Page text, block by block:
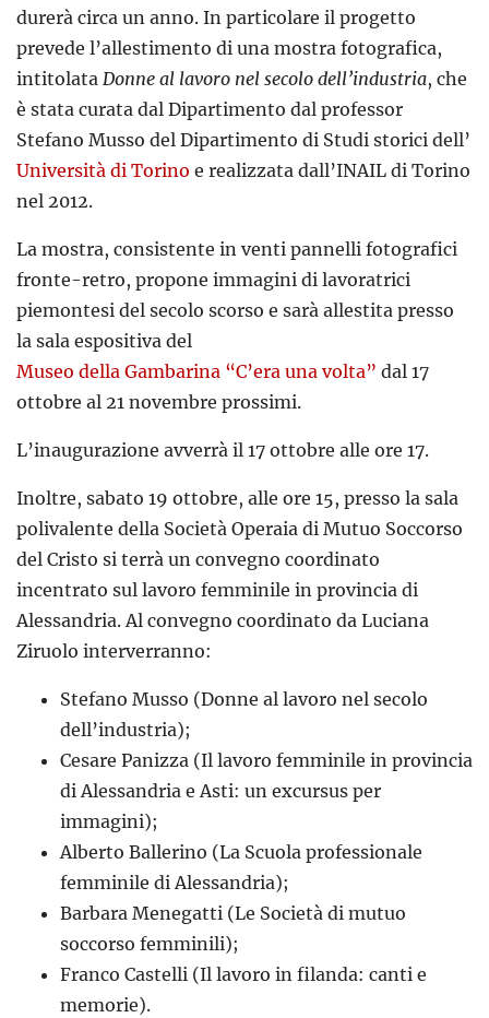
durerà circa un anno. In particolare il progetto
prevede l’allestimento di una mostra fotografica,
intitolata Donne al lavoro nel secolo dell’industria, che
è stata curata dal Dipartimento dal professor
Stefano Musso del Dipartimento di Studi storici dell’
Università di Torino e realizzata dall’INAIL di Torino
nel 2012.
La mostra, consistente in venti pannelli fotografici
fronte-retro, propone immagini di lavoratrici
piemontesi del secolo scorso e sarà allestita presso
la sala espositiva del
Museo della Gambarina “C’era una volta” dal 17
ottobre al 21 novembre prossimi.
L’inaugurazione avverrà il 17 ottobre alle ore 17.
Inoltre, sabato 19 ottobre, alle ore 15, presso la sala
polivalente della Società Operaia di Mutuo Soccorso
del Cristo si terrà un convegno coordinato
incentrato sul lavoro femminile in provincia di
Alessandria. Al convegno coordinato da Luciana
Ziruolo interverranno:
Stefano Musso (Donne al lavoro nel secolo
dell’industria);
Cesare Panizza (Il lavoro femminile in provincia
di Alessandria e Asti: un excursus per
immagini);
Alberto Ballerino (La Scuola professionale
femminile di Alessandria);
Barbara Menegatti (Le Società di mutuo
soccorso femminili);
Franco Castelli (Il lavoro in filanda: canti e
memorie).